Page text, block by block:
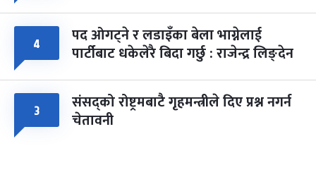
४ पद ओगट्ने र लडाइँका बेला भाग्नेलाई
पार्टीबाट धकेलेरै बिदा गर्छु : राजेन्द्र लिङ्देन
३ संसद्को रोष्ट्रमबाटै गृहमन्त्रीले दिए प्रश्न नगर्न
चेतावनी